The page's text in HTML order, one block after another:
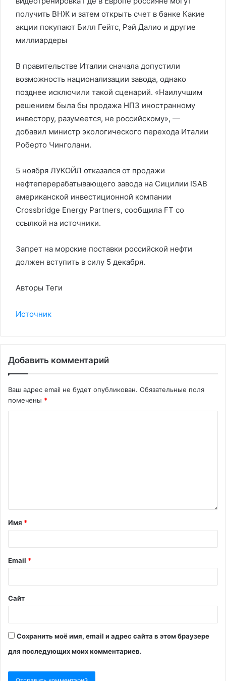
получить ВНЖ и затем открыть счет в банке Какие
акции покупают Билл Гейтс, Рэй Далио и другие
миллиардеры
В правительстве Италии сначала допустили
возможность национализации завода, однако
позднее исключили такой сценарий. «Наилучшим
решением была бы продажа НПЗ иностранному
инвестору, разумеется, не российскому», —
добавил министр экологического перехода Италии
Роберто Чинголани.
5 ноября ЛУКОЙЛ отказался от продажи
нефтеперерабатывающего завода на Сицилии ISAB
американской инвестиционной компании
Crossbridge Energy Partners, сообщила FT со
ссылкой на источники.
Запрет на морские поставки российской нефти
должен вступить в силу 5 декабря.
Авторы Теги
Источник
Добавить комментарий
Ваш адрес email не будет опубликован. Обязательные поля
помечены *
Имя *
Email *
Сайт
Сохранить моё имя, email и адрес сайта в этом браузере
для последующих моих комментариев.